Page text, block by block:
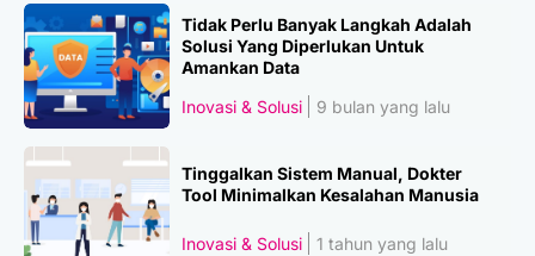
Tidak Perlu Banyak Langkah Adalah
Solusi Yang Diperlukan Untuk
Amankan Data
Inovasi & Solusi
9 bulan yang lalu
Tinggalkan Sistem Manual, Dokter
Tool Minimalkan Kesalahan Manusia
Inovasi & Solusi 1 tahun yang lalu